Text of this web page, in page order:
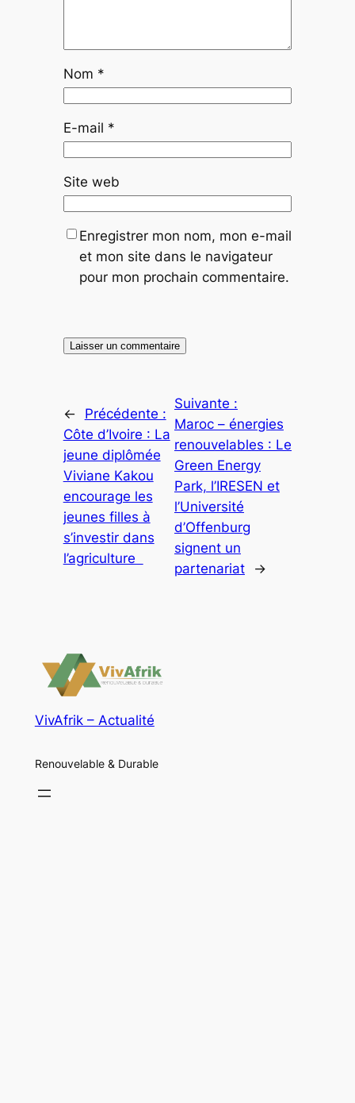
Nom *
E-mail *
Site web
Enregistrer mon nom, mon e-mail
et mon site dans le navigateur
pour mon prochain commentaire.
←
Précédente :
Côte d’Ivoire : La
jeune diplômée
Viviane Kakou
encourage les
jeunes filles à
s’investir dans
l’agriculture
Suivante :
Maroc – énergies
renouvelables : Le
Green Energy
Park, l’IRESEN et
l’Université
d’Offenburg
signent un
partenariat
→
VivAfrik – Actualité
Renouvelable & Durable